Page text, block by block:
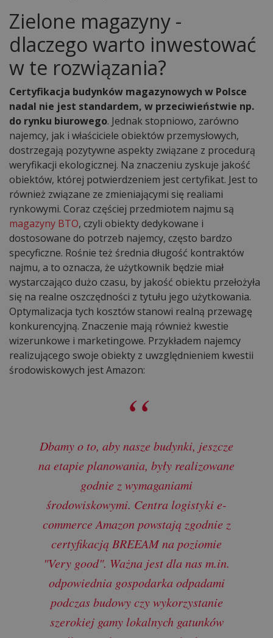
Zielone magazyny -
dlaczego warto inwestować
w te rozwiązania?
Certyfikacja budynków magazynowych w Polsce
nadal nie jest standardem, w przeciwieństwie np.
do rynku biurowego. Jednak stopniowo, zarówno
najemcy, jak i właściciele obiektów przemysłowych,
dostrzegają pozytywne aspekty związane z procedurą
weryfikacji ekologicznej. Na znaczeniu zyskuje jakość
obiektów, której potwierdzeniem jest certyfikat. Jest to
również związane ze zmieniającymi się realiami
rynkowymi. Coraz częściej przedmiotem najmu są
magazyny BTO, czyli obiekty dedykowane i
dostosowane do potrzeb najemcy, często bardzo
specyficzne. Rośnie też średnia długość kontraktów
najmu, a to oznacza, że użytkownik będzie miał
wystarczająco dużo czasu, by jakość obiektu przełożyła
się na realne oszczędności z tytułu jego użytkowania.
Optymalizacja tych kosztów stanowi realną przewagę
konkurencyjną. Znaczenie mają również kwestie
wizerunkowe i marketingowe. Przykładem najemcy
realizującego swoje obiekty z uwzględnieniem kwestii
środowiskowych jest Amazon:
Dbamy o to, aby nasze budynki, jeszcze
na etapie planowania, były realizowane
godnie z wymaganiami
środowiskowymi. Centra logistyki e-
commerce Amazon powstają zgodnie z
certyfikacją BREEAM na poziomie
"Very good". Ważna jest dla nas m.in.
odpowiednia gospodarka odpadami
podczas budowy czy wykorzystanie
szerokiej gamy lokalnych gatunków